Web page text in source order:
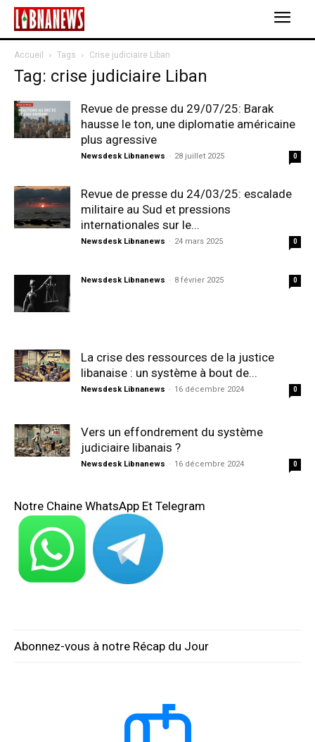
Accueil Tags Crise judiciaire Liban
Tag: crise judiciaire Liban
Revue de presse du 29/07/25: Barak
hausse le ton, une diplomatie américaine
plus agressive
Newsdesk Libnanews - 28 juillet 2025 0
Revue de presse du 24/03/25: escalade
militaire au Sud et pressions
internationales sur le...
Newsdesk Libnanews - 24 mars 2025 0
Newsdesk Libnanews - 8 février 2025 0
La crise des ressources de la justice
libanaise : un système à bout de...
Newsdesk Libnanews - 16 décembre 2024 0
Vers un effondrement du système
judiciaire libanais ?
Newsdesk Libnanews - 16 décembre 2024 0
Notre Chaine WhatsApp Et Telegram
Abonnez-vous à notre Récap du Jour